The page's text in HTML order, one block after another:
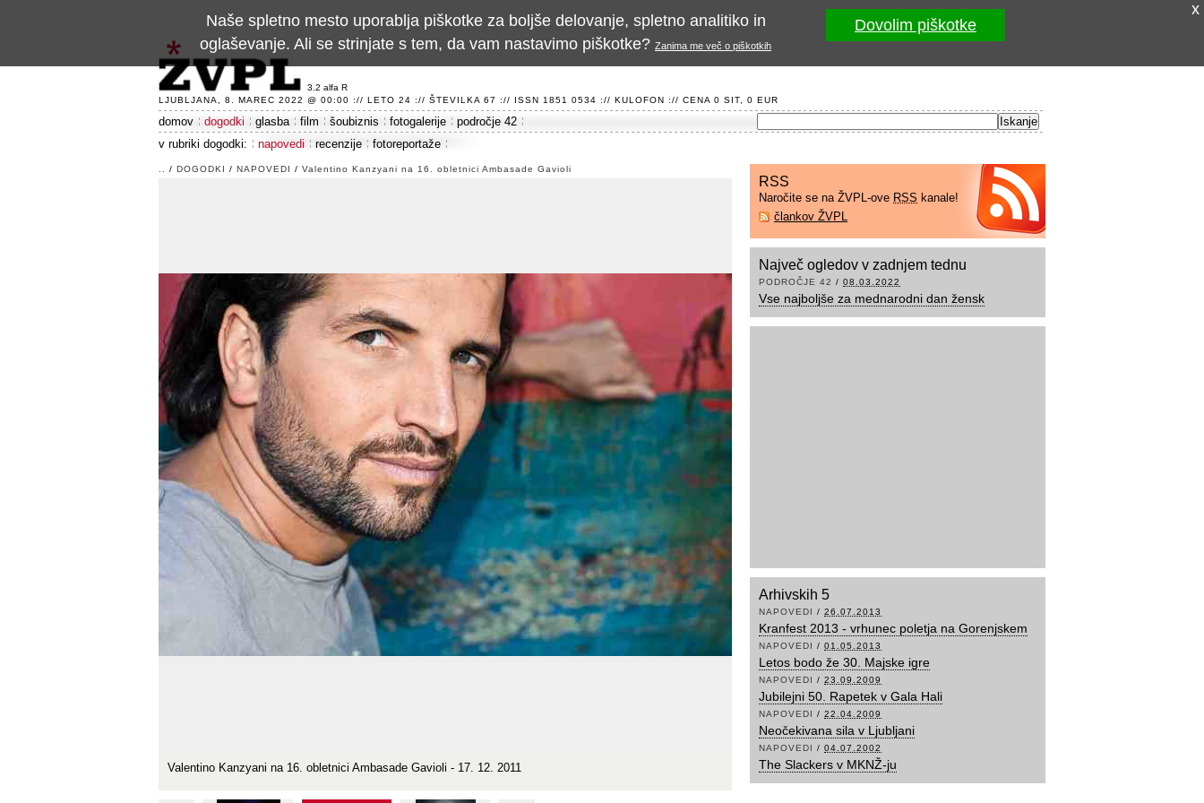
3.2 alfa R
LJUBLJANA, 8. MAREC 2022 @ 00:00 :// LETO 24 :// ŠTEVILKA 67 :// ISSN 1851 0534 :// KULOFON :// CENA 0 SIT, 0 EUR
domov dogodki glasba film šoubiznis fotogalerije
področje 42
v rubriki dogodki:
napovedi recenzije fotoreportaže
/ DOGODKI / NAPOVEDI / Valentino Kanzyani na 16. obletnici Ambasade Gavioli
Valentino Kanzyani na 16. obletnici Ambasade Gavioli - 17. 12. 2011
RSS
Naročite se na ŽVPL-ove RSS kanale!
člankov ŽVPL
Največ ogledov v zadnjem tednu
PODROČJE 42 / 08.03.2022
Vse najboljše za mednarodni dan žensk
Arhivskih 5
NAPOVEDI / 26.07.2013
Kranfest 2013 - vrhunec poletja na Gorenjskem
NAPOVEDI / 01.05.2013
Letos bodo že 30. Majske igre
NAPOVEDI / 23.09.2009
Jubilejni 50. Rapetek v Gala Hali
NAPOVEDI / 22.04.2009
Neočekivana sila v Ljubljani
NAPOVEDI / 04.07.2002
The Slackers v MKNŽ-ju
x
Naše spletno mesto uporablja piškotke za boljše delovanje, spletno analitiko in
oglaševanje. Ali se strinjate s tem, da vam nastavimo piškotke? Zanima me več o piškotkih
Dovolim piškotke